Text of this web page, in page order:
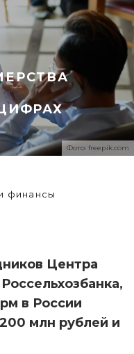
Фото: freepik.com
финансы
Центра
в России
млн рублей и